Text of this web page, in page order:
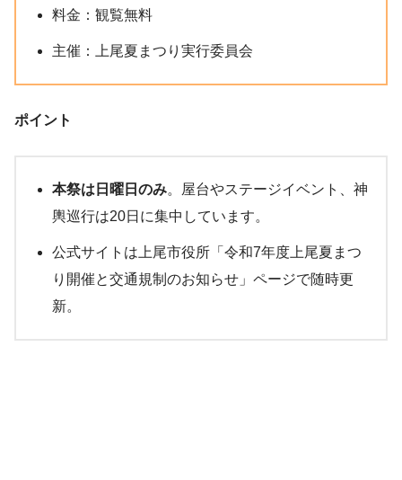
料金：観覧無料
主催：上尾夏まつり実行委員会
ポイント
本祭は日曜日のみ。屋台やステージイベント、神
輿巡行は20日に集中しています。
公式サイトは上尾市役所「令和7年度上尾夏まつ
り開催と交通規制のお知らせ」ページで随時更
新。